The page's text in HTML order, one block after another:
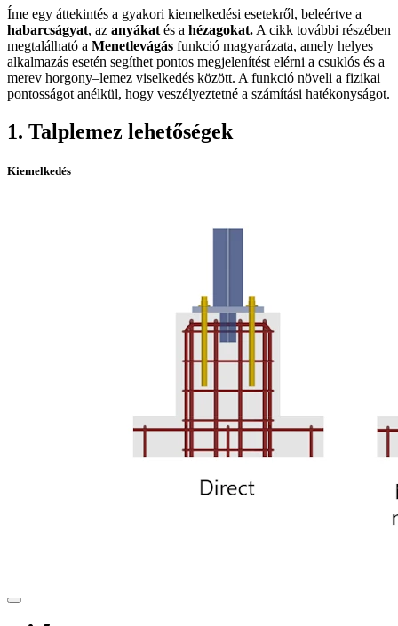
Íme egy áttekintés a gyakori kiemelkedési esetekről, beleértve a
habarcságyat, az anyákatés a hézagokat.A cikk további részében
megtalálható a Menetlevágás funkció magyarázata, amely helyes
alkalmazás esetén segíthet pontos megjelenítést elérni a csuklós és a
merev horgony–lemez viselkedés között. A funkció növeli a fizikai
pontosságot anélkül, hogy veszélyeztetné a számítási hatékonyságot.
1. Talplemez lehetőségek
Kiemelkedés